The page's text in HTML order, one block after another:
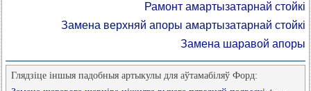
Рамонт амартызатарнай стойкі
Замена верхняй апоры амартызатарнай стойкі
Замена шаравой апоры
Глядзіце іншыя падобныя артыкулы для аўтамабіляў Форд: